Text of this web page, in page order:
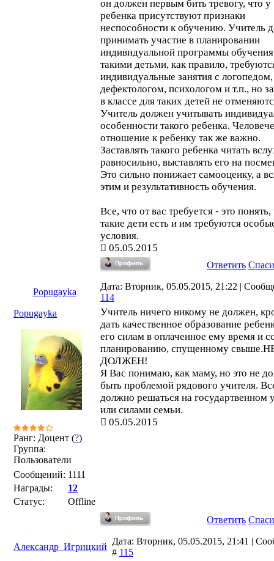
он должен первым бить тревогу, что у
ребенка присутствуют признаки
неспособности к обучению. Учитель
принимать участие в планировании
индивидуальной программы
такими детьми, как правило,
индивидуальные занятия с логопедом,
дефектологом, психологом и т.п., но
в классе для таких детей не
Учитель должен учитывать
особенности такого ребенка.
отношение к ребенку так же важно.
Заставлять такого ребенка читать
равносильно, выставлять его на
Это сильно понижает самооценку, а
этим и результативность обучения.
Все, что от вас требуется - это понять,
такие дети есть и им требуются
условия.
05.05.2015
Ответить
Popugayka
Дата: Вторник, 05.05.2015, 21:22 |
114
Popugayka
Ранг: Доцент (?)
Группа:
Пользователи
Сообщений: 1111
Награды:
12
Статус:
Offline
Учитель ничего никому не должен,
дать качественное образование
его силам в оплаченное ему время и
планированию, спущенному
ДОЛЖЕН!
Я Вас понимаю, как маму, но это не
быть проблемой рядового учителя.
должно решаться на государтвенном
или силами семьи.
05.05.2015
Ответить
Александр_Игрицкий
Дата: Вторник, 05.05.2015, 21:41 |
# 115